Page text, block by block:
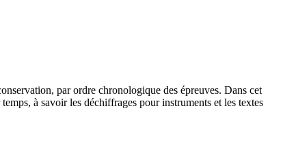
par ordre chronologique des épreuves. Dans cet
à savoir les déchiffrages pour instruments et les textes